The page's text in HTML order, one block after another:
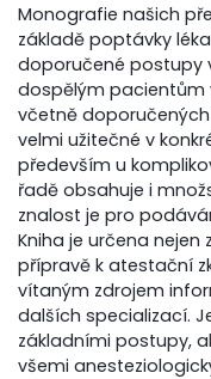
Monografie našich
základě poptávky
doporučené postupy
dospělým pacientům
včetně doporučených
velmi užitečné v
především u
řadě obsahuje i
znalost je pro
Kniha je určena
přípravě k atestační
vítaným zdrojem
dalších specializací.
základními postupy,
všemi